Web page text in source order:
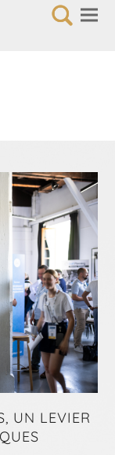
UN LEVIER